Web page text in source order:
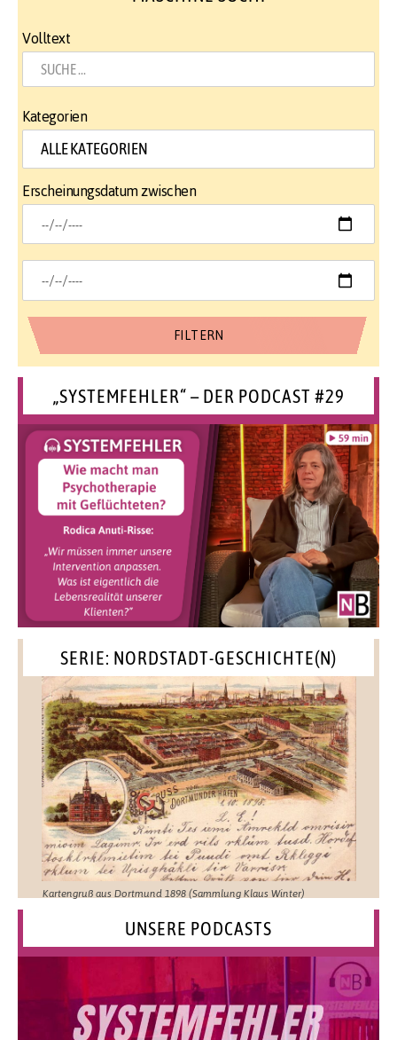
Volltext
Kategorien
Erscheinungsdatum zwischen
„SYSTEMFEHLER“ – DER PODCAST #29
SERIE: NORDSTADT-GESCHICHTE(N)
Kartengruß aus Dortmund 1898 (Sammlung Klaus Winter)
UNSERE PODCASTS